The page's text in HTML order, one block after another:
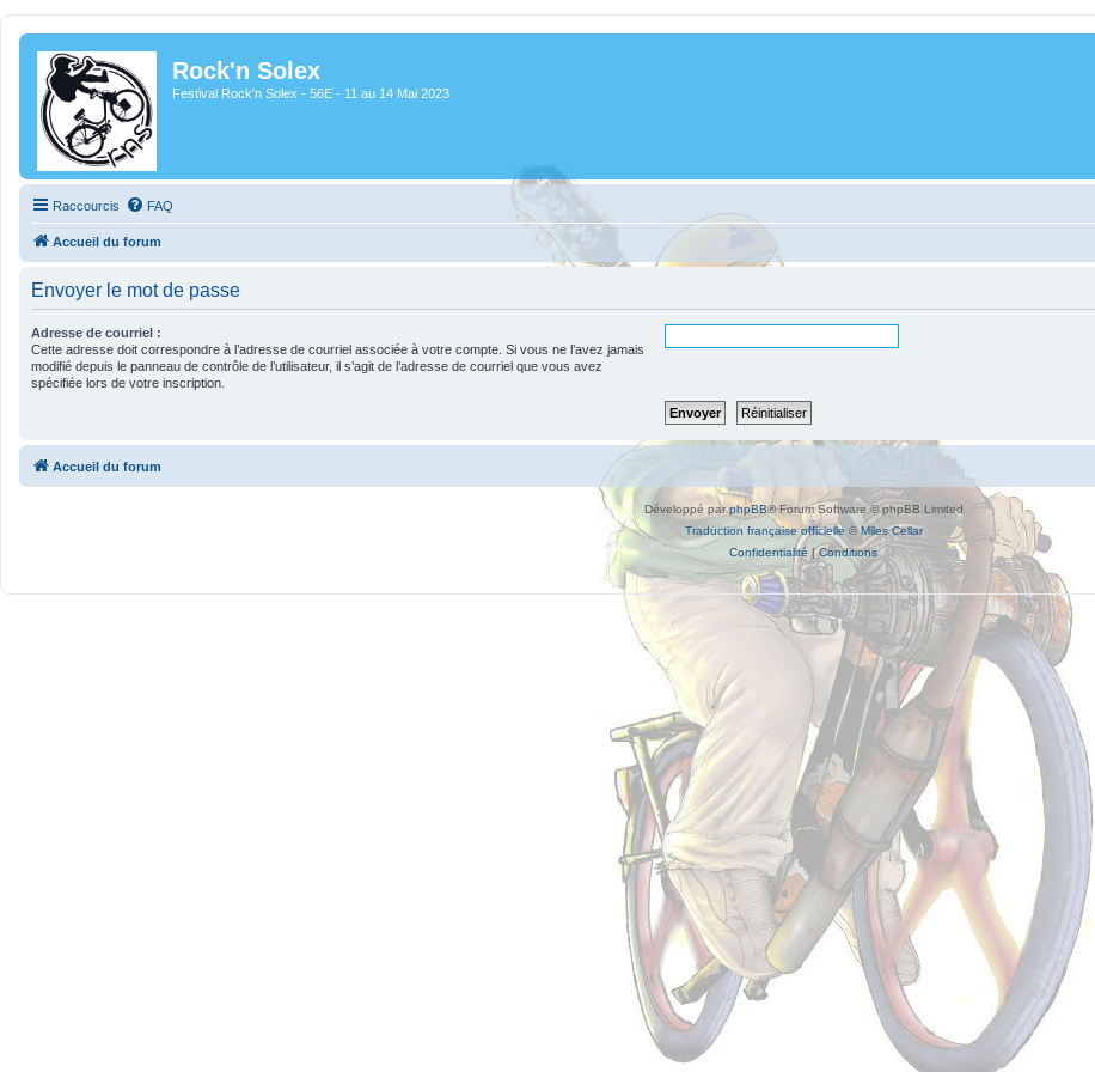
Rock'n Solex
Festival Rock'n Solex - 56E - 11 au 14 Mai 2023
Raccourcis FAQ
Accueil du forum
Envoyer le mot de passe
Adresse de courriel :
Cette adresse doit correspondre à l’adresse de courriel associée à votre compte. Si vous ne l’avez jamais
modifié depuis le panneau de contrôle de l’utilisateur, il s’agit de l’adresse de courriel que vous avez
spécifiée lors de votre inscription.
Accueil du forum
Développé parphpBB® Forum Software © phpBB Limited
Traduction française officielle ©Miles Cellar
Confidentialité |Conditions